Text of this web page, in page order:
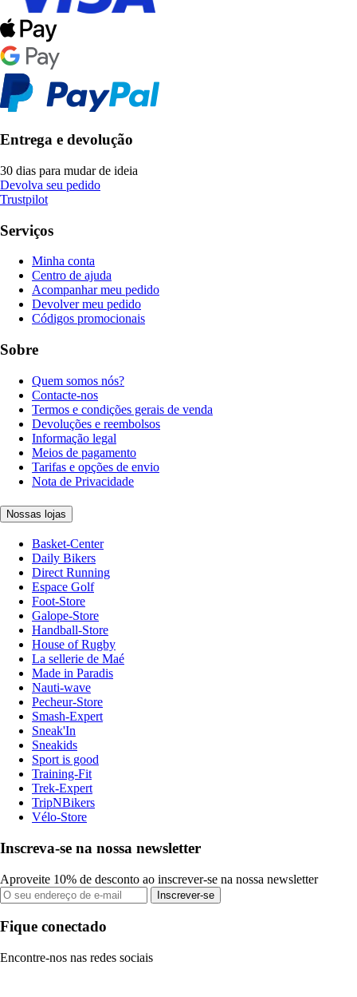
Entrega e devolução
30 dias para mudar de ideia
Devolva seu pedido
Trustpilot
Serviços
Minha conta
Centro de ajuda
Acompanhar meu pedido
Devolver meu pedido
Códigos promocionais
Sobre
Quem somos nós?
Contacte-nos
Termos e condições gerais de venda
Devoluções e reembolsos
Informação legal
Meios de pagamento
Tarifas e opções de envio
Nota de Privacidade
Nossas lojas
Basket-Center
Daily Bikers
Direct Running
Espace Golf
Foot-Store
Galope-Store
Handball-Store
House of Rugby
La sellerie de Maé
Made in Paradis
Nauti-wave
Pecheur-Store
Smash-Expert
Sneak'In
Sneakids
Sport is good
Training-Fit
Trek-Expert
TripNBikers
Vélo-Store
Inscreva-se na nossa newsletter
Aproveite 10% de desconto ao inscrever-se na nossa newsletter
Inscrever-se
Fique conectado
Encontre-nos nas redes sociais